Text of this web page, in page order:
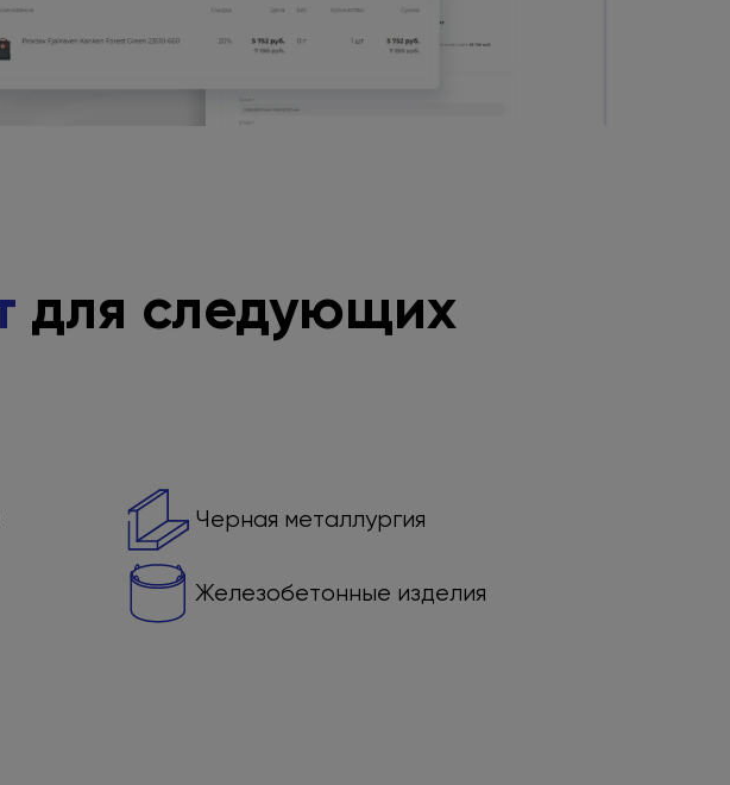
для следующих
Черная металлургия
Железобетонные изделия